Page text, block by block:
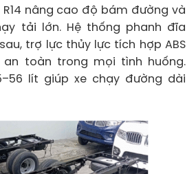
R14 nâng cao độ bám đường và
tải lớn. Hệ thống phanh đĩa
trợ lực thủy lực tích hợp ABS
an toàn trong mọi tình huống.
lít giúp xe chạy đường dài